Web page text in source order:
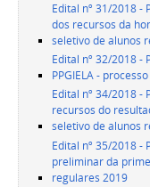
Edital nº 31/2018 -
dos recursos da
seletivo de alunos
Edital nº 32/2018 -
PPGIELA -
Edital nº 34/2018 -
recursos do
seletivo de alunos
Edital nº 35/2018 -
preliminar da
regulares 2019